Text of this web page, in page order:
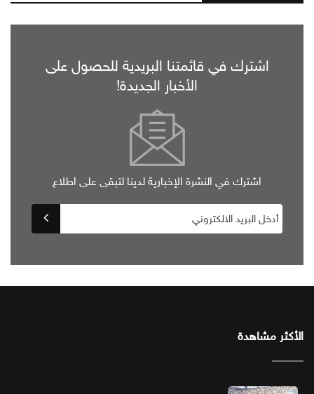
اشترك في قائمتنا البريدية للحصول على
الأخبار الجديدة!
اشترك في النشرة الإخبارية لدينا لتبقى على اطلاع
الأكثر مشاهدة